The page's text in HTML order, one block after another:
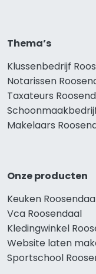
Thema’s
Klussenbedrijf
Notarissen
Taxateurs
Makelaars
Onze producten
Keuken
Vca Roosendaal
Kledingwinkel
Website laten
Sportschool